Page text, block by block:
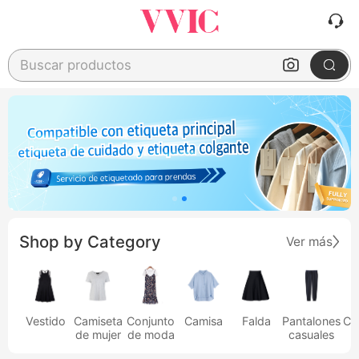
Buscar productos
Shop by Category Ver más
Vestido
Camiseta
de mujer
Conjunto
de moda
Camisa Falda
Pantalones
casuales